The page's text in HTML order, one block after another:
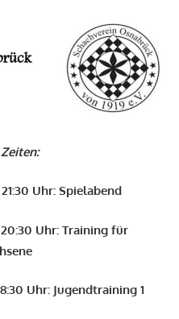
Uhr: Spielabend
Uhr: Training für
Uhr: Jugendtraining 1